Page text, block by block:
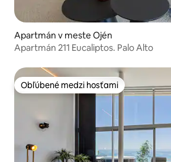
Apartmán v meste Ojén
Apartmán 211 Eucaliptos. Palo Alto
Obľúbené medzi hosťami
Obľúbené medzi hosťami